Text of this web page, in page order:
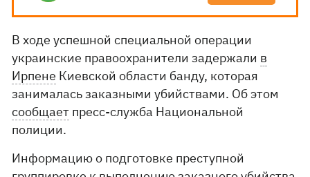
В ходе успешной специальной операции
украинские правоохранители задержали в
Ирпене Киевской области банду, которая
занималась заказными убийствами. Об этом
сообщает пресс-служба Национальной
полиции.
Информацию о подготовке преступной